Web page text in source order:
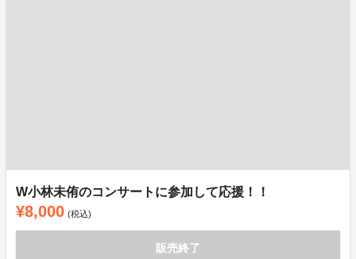
W小林未侑のコンサートに参加して応援！！
¥8,000 (税込)
販売終了